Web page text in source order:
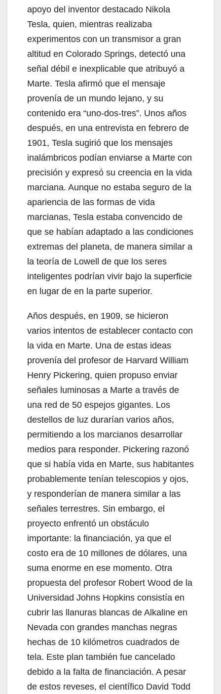
apoyo del inventor destacado Nikola
Tesla, quien, mientras realizaba
experimentos con un transmisor a gran
altitud en Colorado Springs, detectó una
señal débil e inexplicable que atribuyó a
Marte. Tesla afirmó que el mensaje
provenía de un mundo lejano, y su
contenido era “uno-dos-tres”. Unos años
después, en una entrevista en febrero de
1901, Tesla sugirió que los mensajes
inalámbricos podían enviarse a Marte con
precisión y expresó su creencia en la vida
marciana. Aunque no estaba seguro de la
apariencia de las formas de vida
marcianas, Tesla estaba convencido de
que se habían adaptado a las condiciones
extremas del planeta, de manera similar a
la teoría de Lowell de que los seres
inteligentes podrían vivir bajo la superficie
en lugar de en la parte superior.
Años después, en 1909, se hicieron
varios intentos de establecer contacto con
la vida en Marte. Una de estas ideas
provenía del profesor de Harvard William
Henry Pickering, quien propuso enviar
señales luminosas a Marte a través de
una red de 50 espejos gigantes. Los
destellos de luz durarían varios años,
permitiendo a los marcianos desarrollar
medios para responder. Pickering razonó
que si había vida en Marte, sus habitantes
probablemente tenían telescopios y ojos,
y responderían de manera similar a las
señales terrestres. Sin embargo, el
proyecto enfrentó un obstáculo
importante: la financiación, ya que el
costo era de 10 millones de dólares, una
suma enorme en ese momento. Otra
propuesta del profesor Robert Wood de la
Universidad Johns Hopkins consistía en
cubrir las llanuras blancas de Alkaline en
Nevada con grandes manchas negras
hechas de 10 kilómetros cuadrados de
tela. Este plan también fue cancelado
debido a la falta de financiación. A pesar
de estos reveses, el científico David Todd